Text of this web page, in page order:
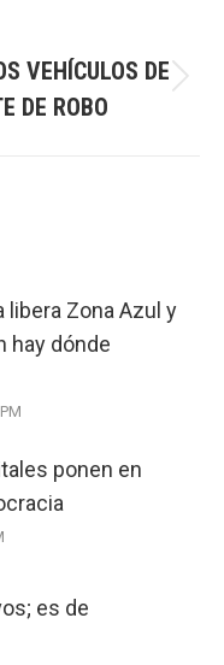
VEHÍCULOS DE
DE ROBO
libera Zona Azul y
hay dónde
ponen en
es de